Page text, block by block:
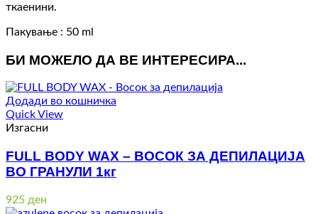
ткаенини.
Пакување : 50 ml
БИ МОЖЕЛО ДА ВЕ ИНТЕРЕСИРА...
Додади во кошничка
Quick View
Изгасни
FULL BODY WAX – ВОСОК ЗА ДЕПИЛАЦИЈА
ВО ГРАНУЛИ 1кг
925 ден